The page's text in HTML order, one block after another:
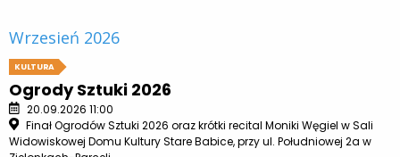
Wrzesień 2026
KULTURA
Ogrody Sztuki 2026
20.09.2026 11:00
Finał Ogrodów Sztuki 2026 oraz krótki recital Moniki Węgiel w Sali
Widowiskowej Domu Kultury Stare Babice, przy ul. Południowej 2a w